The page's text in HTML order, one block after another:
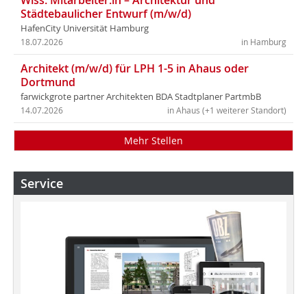
Städtebaulicher Entwurf (m/w/d)
HafenCity Universität Hamburg
in Hamburg
18.07.2026
Architekt (m/w/d) für LPH 1-5 in Ahaus oder
Dortmund
farwickgrote partner Architekten BDA Stadtplaner PartmbB
in Ahaus (+1 weiterer Standort)
14.07.2026
Mehr Stellen
Service